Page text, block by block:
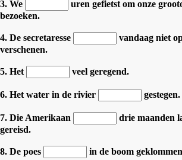
3. We
uren gefietst om onze
bezoeken.
4. De secretaresse
vandaag niet
verschenen.
5. Het veel geregend.
6. Het water in de rivier gestegen.
7. Die Amerikaan
drie maanden
gereisd.
8. De poes in de boom